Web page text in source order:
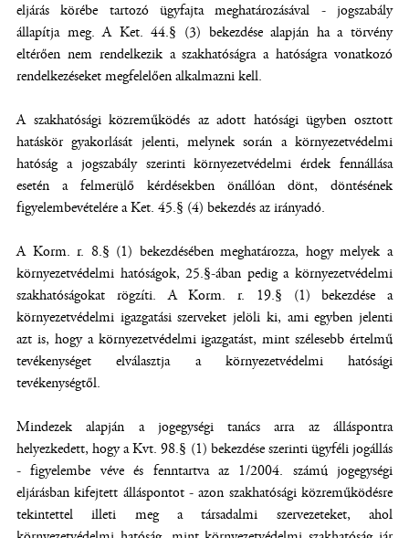
eljárás körébe tartozó ügyfajta meghatározásával - jogszabály
állapítja meg. A Ket. 44.§ (3) bekezdése alapján ha a törvény
eltérően nem rendelkezik a szakhatóságra a hatóságra vonatkozó
rendelkezéseket megfelelően alkalmazni kell.
A szakhatósági közreműködés az adott hatósági ügyben osztott
hatáskör gyakorlását jelenti, melynek során a környezetvédelmi
hatóság a jogszabály szerinti környezetvédelmi érdek fennállása
esetén a felmerülő kérdésekben önállóan dönt, döntésének
figyelembevételére a Ket. 45.§ (4) bekezdés az irányadó.
A Korm. r. 8.§ (1) bekezdésében meghatározza, hogy melyek a
környezetvédelmi hatóságok, 25.§-ában pedig a környezetvédelmi
szakhatóságokat rögzíti. A Korm. r. 19.§ (1) bekezdése a
környezetvédelmi igazgatási szerveket jelöli ki, ami egyben jelenti
azt is, hogy a környezetvédelmi igazgatást, mint szélesebb értelmű
tevékenységet elválasztja a környezetvédelmi hatósági
tevékenységtől.
Mindezek alapján a jogegységi tanács arra az álláspontra
helyezkedett, hogy a Kvt. 98.§ (1) bekezdése szerinti ügyféli jogállás
- figyelembe véve és fenntartva az 1/2004. számú jogegységi
eljárásban kifejtett álláspontot - azon szakhatósági közreműködésre
tekintettel illeti meg a társadalmi szervezeteket, ahol